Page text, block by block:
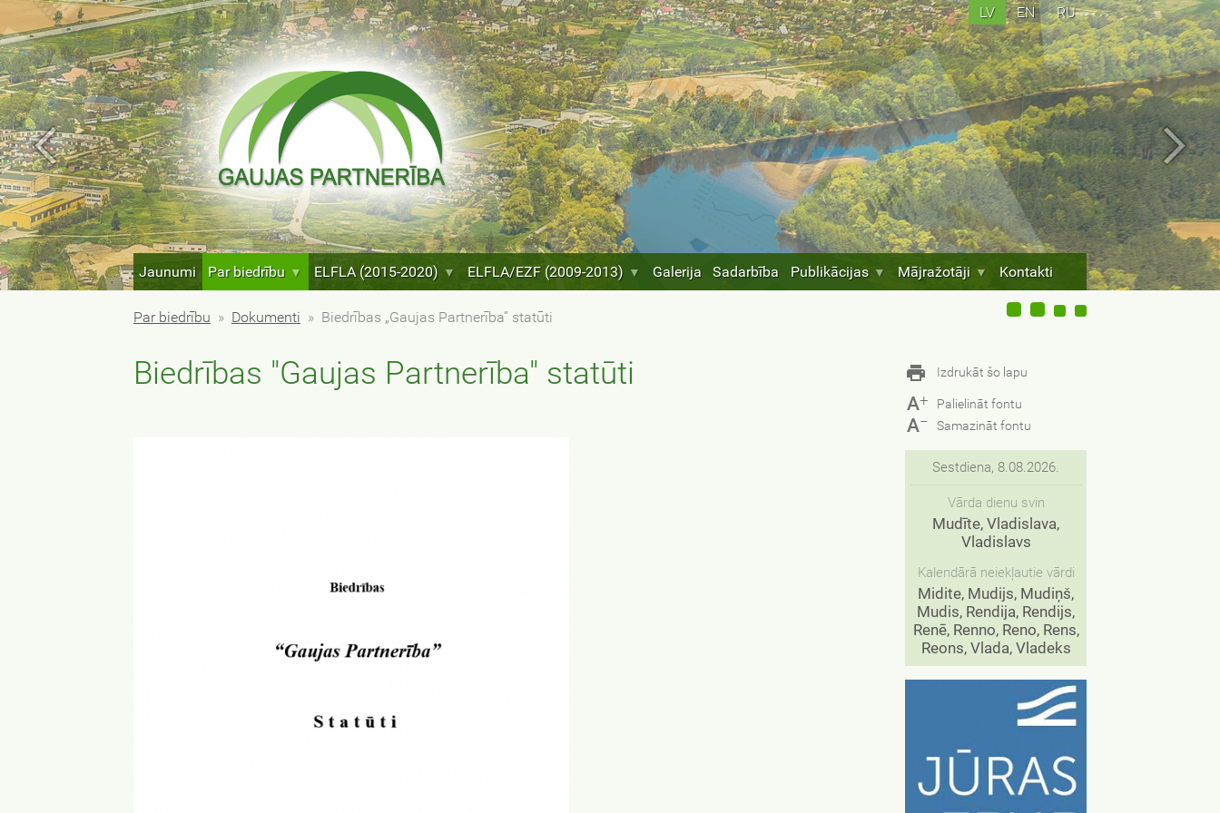
LV EN RU
Jaunumi Par biedrību ELFLA (2015-2020) ELFLA/EZF (2009-2013) Galerija Sadarbība Publikācijas Mājražotāji Kontakti
Par biedrību » Dokumenti » Biedrības „Gaujas Partnerība” statūti
Izdrukāt šo lapu
A+ Palielināt fontu
A− Samazināt fontu
Sestdiena, 8.08.2026.
Vārda dienu svin
Mudīte, Vladislava,
Vladislavs
Kalendārā neiekļautie vārdi
Midite, Mudijs, Mudiņš,
Mudis, Rendija, Rendijs,
Renē, Renno, Reno, Rens,
Reons, Vlada, Vladeks
Biedrības "Gaujas Partnerība" statūti